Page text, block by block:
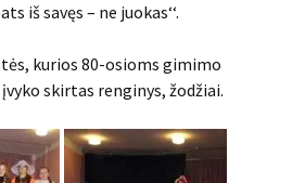
iš savęs – ne juokas‘‘.
kurios 80-osioms gimimo
skirtas renginys, žodžiai.